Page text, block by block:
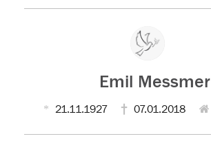
Emil Messmer
21.11.1927 07.01.2018